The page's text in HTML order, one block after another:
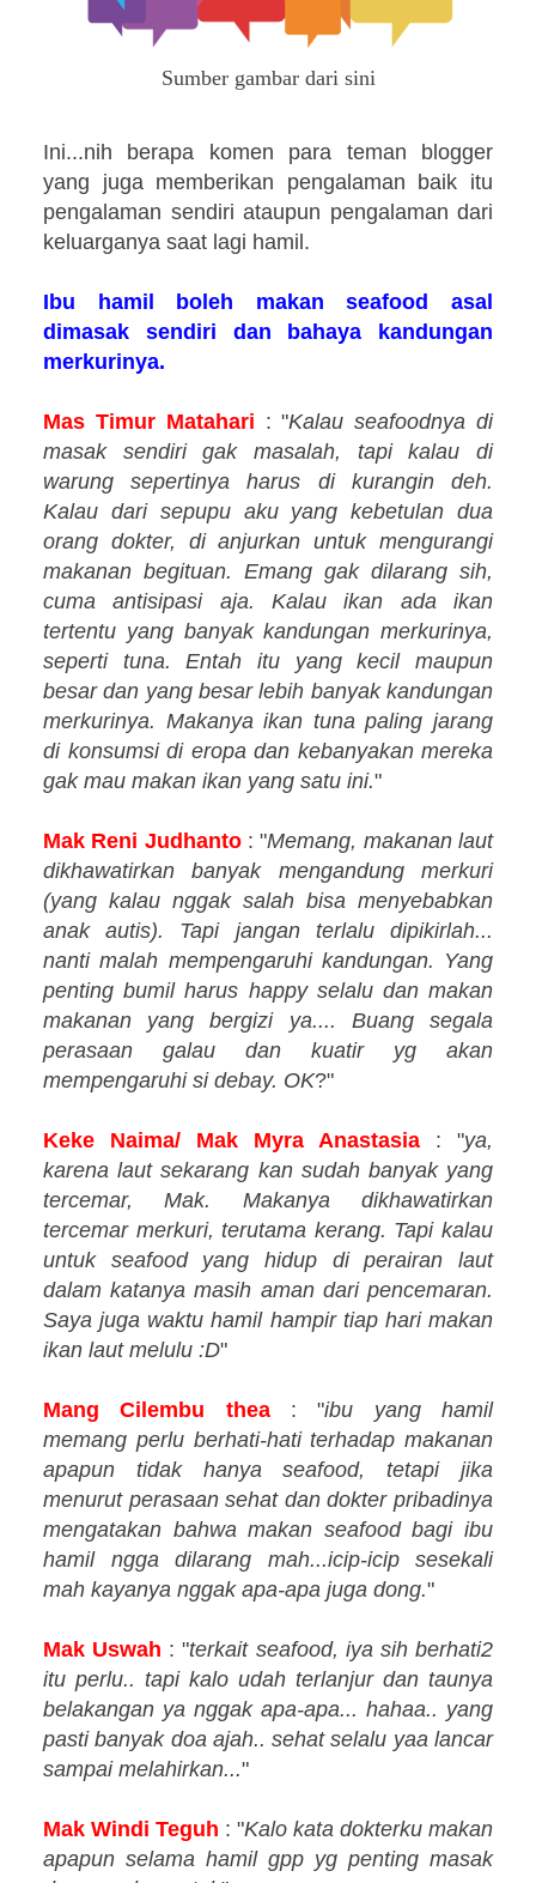
Sumber gambar dari sini
Ini...nih berapa komen para teman blogger
yang juga memberikan pengalaman baik itu
pengalaman sendiri ataupun pengalaman dari
keluarganya saat lagi hamil.
Ibu hamil boleh makan seafood asal
dimasak sendiri dan bahaya kandungan
merkurinya.
Mas Timur Matahari : "Kalau seafoodnya di
masak sendiri gak masalah, tapi kalau di
warung sepertinya harus di kurangin deh.
Kalau dari sepupu aku yang kebetulan dua
orang dokter, di anjurkan untuk mengurangi
makanan begituan. Emang gak dilarang sih,
cuma antisipasi aja. Kalau ikan ada ikan
tertentu yang banyak kandungan merkurinya,
seperti tuna. Entah itu yang kecil maupun
besar dan yang besar lebih banyak kandungan
merkurinya. Makanya ikan tuna paling jarang
di konsumsi di eropa dan kebanyakan mereka
gak mau makan ikan yang satu ini."
Mak Reni Judhanto: "Memang, makanan laut
dikhawatirkan banyak mengandung merkuri
(yang kalau nggak salah bisa menyebabkan
anak autis). Tapi jangan terlalu dipikirlah...
nanti malah mempengaruhi kandungan. Yang
penting bumil harus happy selalu dan makan
makanan yang bergizi ya.... Buang segala
perasaan galau dan kuatir yg akan
mempengaruhi si debay. OK?"
Keke Naima/ Mak Myra Anastasia : "ya,
karena laut sekarang kan sudah banyak yang
tercemar, Mak. Makanya dikhawatirkan
tercemar merkuri, terutama kerang. Tapi kalau
untuk seafood yang hidup di perairan laut
dalam katanya masih aman dari pencemaran.
Saya juga waktu hamil hampir tiap hari makan
ikan laut melulu :D"
Mang Cilembu thea: "ibu yang hamil
memang perlu berhati-hati terhadap makanan
apapun tidak hanya seafood, tetapi jika
menurut perasaan sehat dan dokter pribadinya
mengatakan bahwa makan seafood bagi ibu
hamil ngga dilarang mah...icip-icip sesekali
mah kayanya nggak apa-apa juga dong."
Mak Uswah : "terkait seafood, iya sih berhati2
itu perlu.. tapi kalo udah terlanjur dan taunya
belakangan ya nggak apa-apa... hahaa.. yang
pasti banyak doa ajah.. sehat selalu yaa lancar
sampai melahirkan..."
Mak Windi Teguh : "Kalo kata dokterku makan
apapun selama hamil gpp yg penting masak